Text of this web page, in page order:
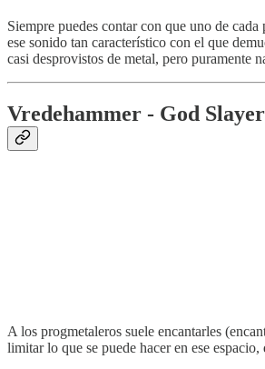
Siempre puedes contar con que uno de
ese sonido tan característico con el que
casi desprovistos de metal, pero puramente
Vredehammer - God Slayer
A los progmetaleros suele encantarles
limitar lo que se puede hacer en ese